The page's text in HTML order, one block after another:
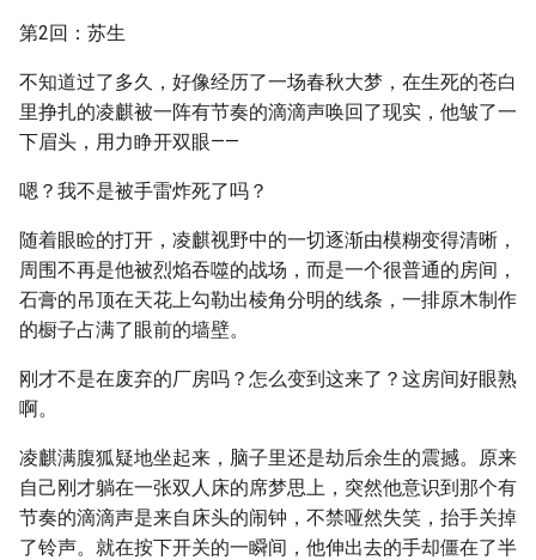
第2回：苏生
不知道过了多久，好像经历了一场春秋大梦，在生死的苍白
里挣扎的凌麒被一阵有节奏的滴滴声唤回了现实，他皱了一
下眉头，用力睁开双眼——
嗯？我不是被手雷炸死了吗？
随着眼睑的打开，凌麒视野中的一切逐渐由模糊变得清晰，
周围不再是他被烈焰吞噬的战场，而是一个很普通的房间，
石膏的吊顶在天花上勾勒出棱角分明的线条，一排原木制作
的橱子占满了眼前的墙壁。
刚才不是在废弃的厂房吗？怎么变到这来了？这房间好眼熟
啊。
凌麒满腹狐疑地坐起来，脑子里还是劫后余生的震撼。原来
自己刚才躺在一张双人床的席梦思上，突然他意识到那个有
节奏的滴滴声是来自床头的闹钟，不禁哑然失笑，抬手关掉
了铃声。就在按下开关的一瞬间，他伸出去的手却僵在了半